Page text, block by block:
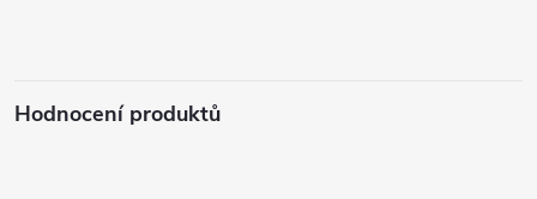
Hodnocení produktů